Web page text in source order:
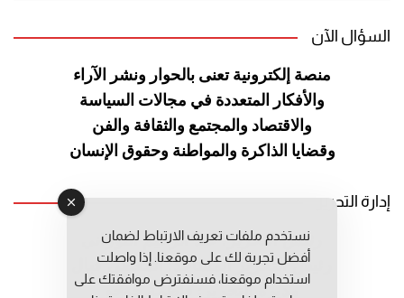
السؤال الآن
منصة إلكترونية تعنى بالحوار ونشر الآراء
والأفكار المتعددة في مجالات السياسة
والاقتصاد والمجتمع والثقافة والفن
وقضايا الذاكرة والمواطنة وحقوق الإنسان
إدارة التحرير
رئيس التحرير: عبد الرحيم التوراني
رئيس التحرير المساعد: المعطي قبال
مديرة التحرير: فاطمة حوحو
نستخدم ملفات تعريف الارتباط لضمان
أفضل تجربة لك على موقعنا. إذا واصلت
استخدام موقعنا، فسنفترض موافقتك على